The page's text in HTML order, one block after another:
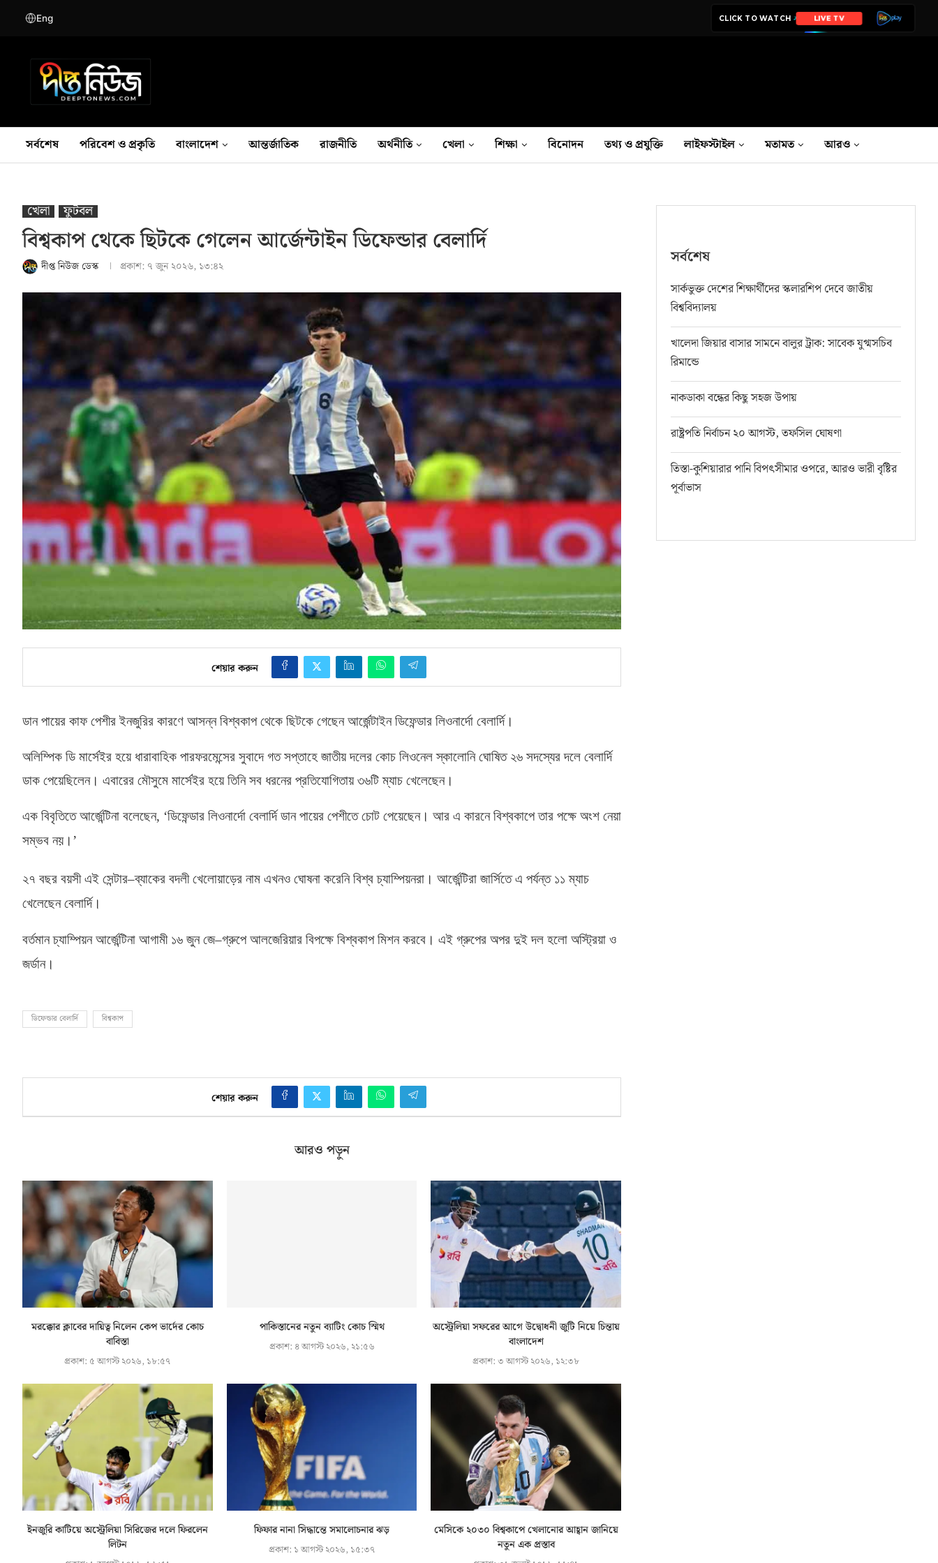
Eng CLICK TO WATCH LIVE TV
সর্বশেষ পরিবেশ ও প্রকৃতি বাংলাদেশ আন্তর্জাতিক রাজনীতি অর্থনীতি খেলা শিক্ষা বিনোদন তথ‍্য ও প্রযুক্তি লাইফস্টাইল মতামত আরও
খেলা ফুটবল
বিশ্বকাপ থেকে ছিটকে গেলেন আর্জেন্টাইন ডিফেন্ডার বেলার্দি
দীপ্ত নিউজ ডেস্ক প্রকাশ: ৭ জুন ২০২৬, ১৩:৪২
শেয়ার করুন
ডান পায়ের কাফ পেশীর ইনজুরির কারণে আসন্ন বিশ্বকাপ থেকে ছিটকে গেছেন আর্জেন্টাইন ডিফেন্ডার লিওনার্দো বেলার্দি।
অলিম্পিক ডি মার্সেইর হয়ে ধারাবাহিক পারফরমেন্সের সুবাদে গত সপ্তাহে জাতীয় দলের কোচ লিওনেল স্কালোনি ঘোষিত ২৬ সদস্যের দলে বেলার্দি
ডাক পেয়েছিলেন। এবারের মৌসুমে মার্সেইর হয়ে তিনি সব ধরনের প্রতিযোগিতায় ৩৬টি ম্যাচ খেলেছেন।
এক বিবৃতিতে আর্জেন্টিনা বলেছেন, ‘ডিফেন্ডার লিওনার্দো বেলার্দি ডান পায়ের পেশীতে চোট পেয়েছেন। আর এ কারনে বিশ্বকাপে তার পক্ষে অংশ নেয়া
সম্ভব নয়।’
২৭ বছর বয়সী এই সেন্টার–ব্যাকের বদলী খেলোয়াড়ের নাম এখনও ঘোষনা করেনি বিশ্ব চ্যাম্পিয়নরা। আর্জেন্টিরা জার্সিতে এ পর্যন্ত ১১ ম্যাচ
খেলেছেন বেলার্দি।
বর্তমান চ্যাম্পিয়ন আর্জেন্টিনা আগামী ১৬ জুন জে–গ্রুপে আলজেরিয়ার বিপক্ষে বিশ্বকাপ মিশন করবে। এই গ্রুপের অপর দুই দল হলো অস্ট্রিয়া ও
জর্ডান।
ডিফেন্ডার বেলার্দি বিশ্বকাপ
শেয়ার করুন
আরও পড়ুন
মরক্কোর ক্লাবের দায়িত্ব নিলেন কেপ ভার্দের কোচ
বাবিস্তা
প্রকাশ: ৫ আগস্ট ২০২৬, ১৮:৫৭
পাকিস্তানের নতুন ব্যাটিং কোচ স্মিথ
প্রকাশ: ৪ আগস্ট ২০২৬, ২১:৫৬
অস্ট্রেলিয়া সফরের আগে উদ্বোধনী জুটি নিয়ে চিন্তায়
বাংলাদেশ
প্রকাশ:৩ আগস্ট ২০২৬, ১২:৩৮
ইনজুরি কাটিয়ে অস্ট্রেলিয়া সিরিজের দলে ফিরলেন
লিটন
ফিফার নানা সিদ্ধান্তে সমালোচনার ঝড়
প্রকাশ: ১ আগস্ট ২০২৬, ১৫:৩৭
মেসিকে ২০৩০ বিশ্বকাপে খেলানোর আহ্বান জানিয়ে
নতুন এক প্রস্তাব
সর্বশেষ
সার্কভুক্ত দেশের শিক্ষার্থীদের স্কলারশিপ দেবে জাতীয়
বিশ্ববিদ্যালয়
খালেদা জিয়ার বাসার সামনে বালুর ট্রাক: সাবেক যুগ্মসচিব
রিমান্ডে
নাকডাকা বন্ধের কিছু সহজ উপায়
রাষ্ট্রপতি নির্বাচন ২০ আগস্ট, তফসিল ঘোষণা
তিস্তা-কুশিয়ারার পানি বিপৎসীমার ওপরে, আরও ভারী বৃষ্টির
পূর্বাভাস